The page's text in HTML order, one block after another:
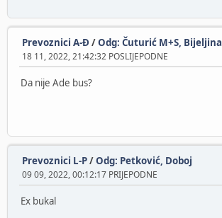
Prevoznici A-Đ /Odg: Čuturić M+S, Bijeljina
18 11, 2022, 21:42:32 POSLIJEPODNE
Da nije Ade bus?
Prevoznici L-P/Odg: Petković, Doboj
09 09, 2022, 00:12:17 PRIJEPODNE
Ex bukal